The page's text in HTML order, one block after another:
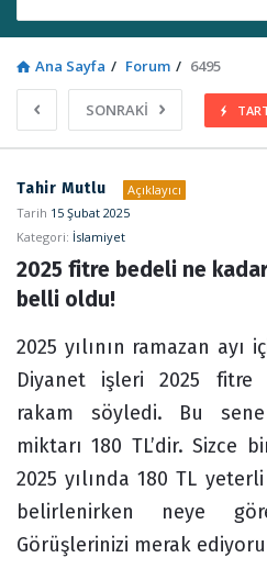
Ana Sayfa / Forum / 6495
SONRAKİ
Sosyal
Kaynak
Latest
Forum
Tahir Mutlu
Açıklayıcı
Tarih 15 Şubat 2025
Kategori: İslamiyet
2025 fitre bedeli ne
belli oldu!
2025 yılının ramazan ayı
Diyanet işleri 2025 fitre
rakam söyledi. Bu
miktarı 180 TL’dir. Sizce
2025 yılında 180 TL
belirlenirken neye
Görüşlerinizi merak